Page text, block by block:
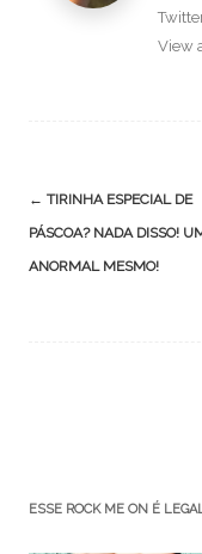
View
Post
navigation
← TIRINHA ESPECIAL DE
PÁSCOA? NADA DISSO!
ANORMAL MESMO!
ESSE ROCK ME ON É